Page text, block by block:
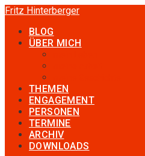
Zum
springen
Fritz Hinterberger
BLOG
ÜBER MICH
THEMEN
ENGAGEMENT
PERSONEN
TERMINE
ARCHIV
DOWNLOADS